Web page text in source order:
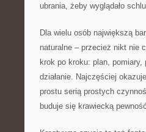
ubrania, żeby wyglądało
Dla wielu osób największą
naturalne – przecież nikt nie
krok po kroku: plan, pomiary,
działanie. Najczęściej
prostu serią prostych
buduje się krawiecką